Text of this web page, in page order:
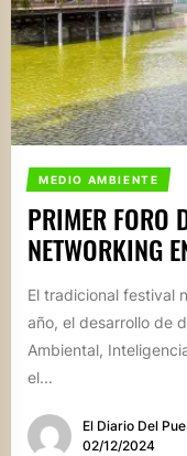
MEDIO AMBIENTE
PRIMER FORO
NETWORKING
El tradicional festival
año, el desarrollo de
Ambiental,
el...
El Diario Del
02/12/2024